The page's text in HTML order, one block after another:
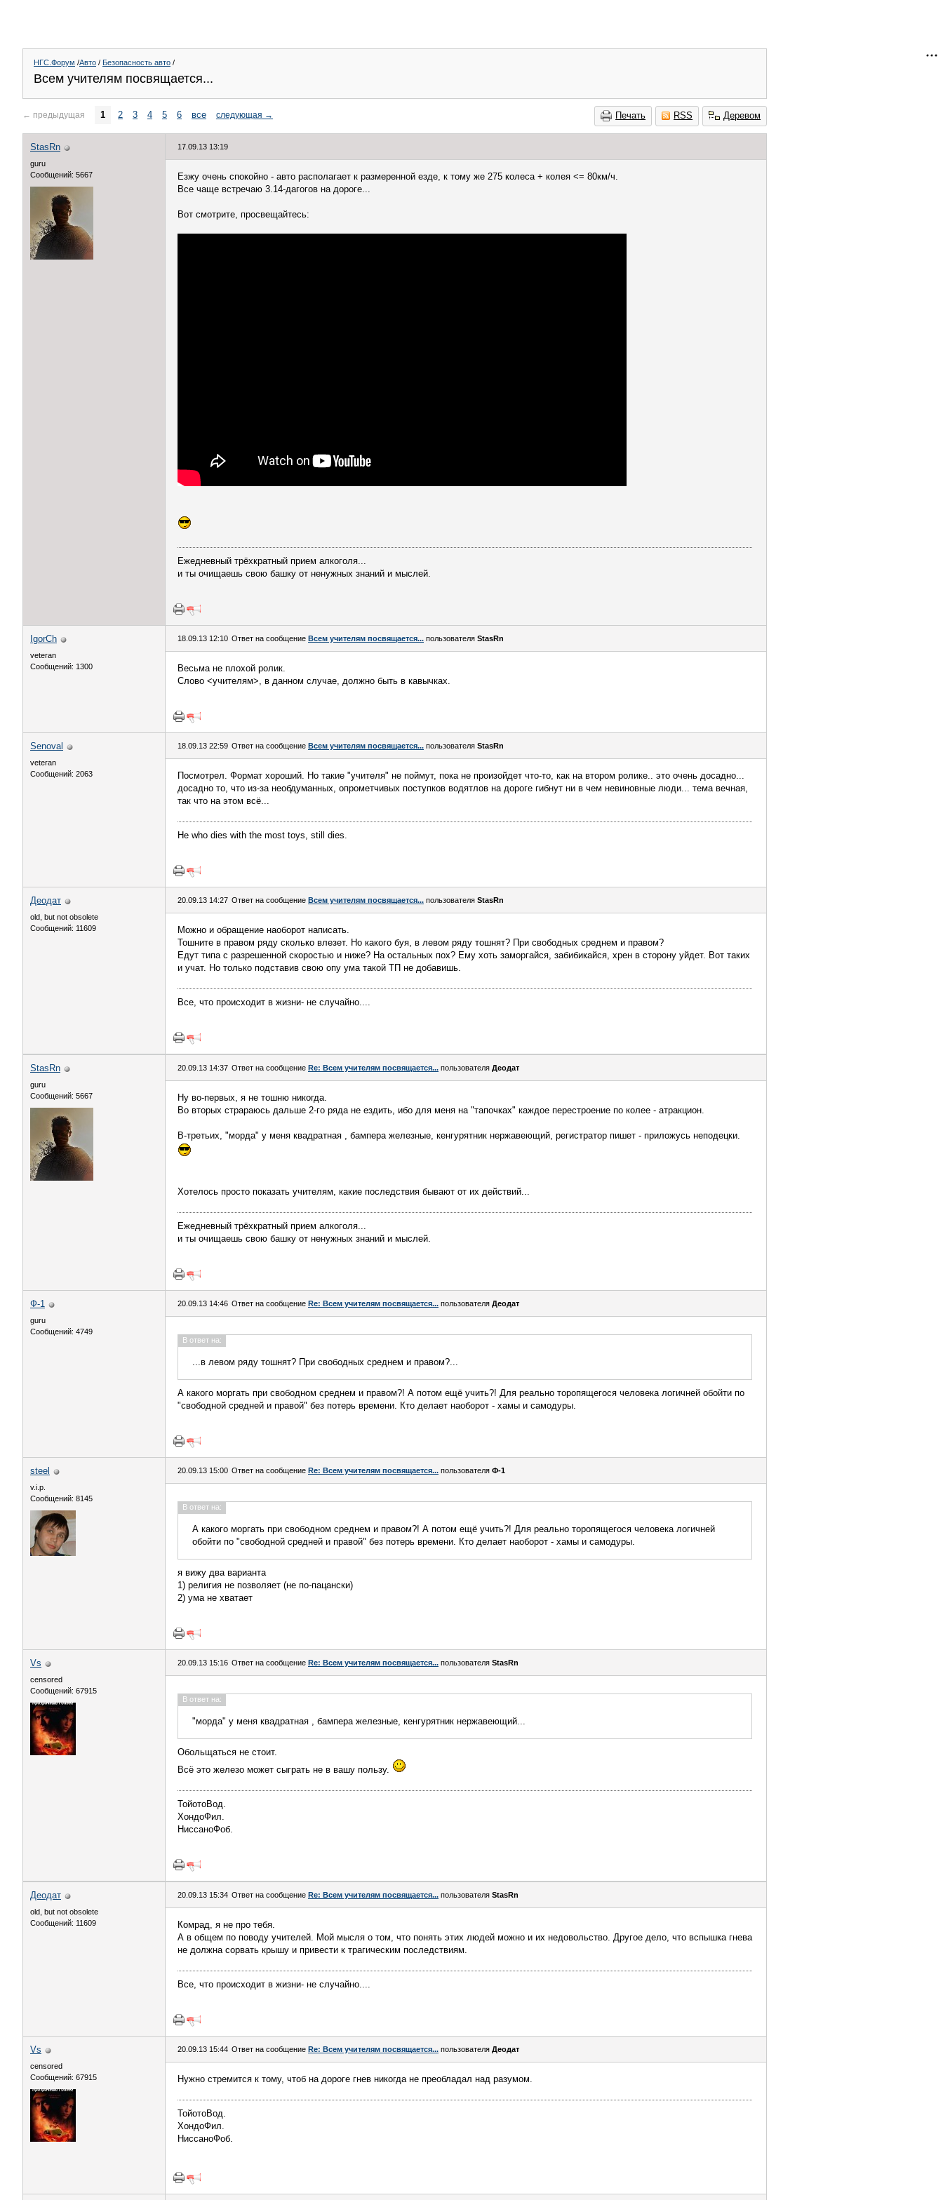
НГС.Форум /Авто / Безопасность авто /
Всем учителям посвящается...
Печать RSS Деревом
← предыдущая 1 2 3 4 5 6 все следующая →
StasRn
guru
Сообщений: 5667
17.09.13 13:19
Езжу очень спокойно - авто располагает к размеренной езде, к тому же 275 колеса + колея <= 80км/ч.
Все чаще встречаю 3.14-дагогов на дороге...
Вот смотрите, просвещайтесь:
Ежедневный трёхкратный прием алкоголя...
и ты очищаешь свою башку от ненужных знаний и мыслей.
IgorCh
veteran
Сообщений: 1300
18.09.13 12:10 Ответ на сообщение Всем учителям посвящается... пользователя StasRn
Весьма не плохой ролик.
Слово <учителям>, в данном случае, должно быть в кавычках.
Senoval
veteran
Сообщений: 2063
18.09.13 22:59 Ответ на сообщение Всем учителям посвящается... пользователя StasRn
Посмотрел. Формат хороший. Но такие "учителя" не поймут, пока не произойдет что-то, как на втором ролике.. это очень досадно...
досадно то, что из-за необдуманных, опрометчивых поступков водятлов на дороге гибнут ни в чем невиновные люди... тема вечная,
так что на этом всё...
He who dies with the most toys, still dies.
Деодат
old, but not obsolete
Сообщений: 11609
20.09.13 14:27 Ответ на сообщение Всем учителям посвящается... пользователя StasRn
Можно и обращение наоборот написать.
Тошните в правом ряду сколько влезет. Но какого буя, в левом ряду тошнят? При свободных среднем и правом?
Едут типа с разрешенной скоростью и ниже? На остальных пох? Ему хоть заморгайся, забибикайся, хрен в сторону уйдет. Вот таких
и учат. Но только подставив свою опу ума такой ТП не добавишь.
Все, что происходит в жизни- не случайно....
StasRn
guru
Сообщений: 5667
20.09.13 14:37 Ответ на сообщение Re: Всем учителям посвящается... пользователя Деодат
Ну во-первых, я не тошню никогда.
Во вторых страраюсь дальше 2-го ряда не ездить, ибо для меня на "тапочках" каждое перестроение по колее - атракцион.
В-третьих, "морда" у меня квадратная , бампера железные, кенгурятник нержавеющий, регистратор пишет - приложусь неподецки.
Хотелось просто показать учителям, какие последствия бывают от их действий...
Ежедневный трёхкратный прием алкоголя...
и ты очищаешь свою башку от ненужных знаний и мыслей.
Ф-1
guru
Сообщений: 4749
20.09.13 14:46 Ответ на сообщение Re: Всем учителям посвящается... пользователя Деодат
В ответ на:
...в левом ряду тошнят? При свободных среднем и правом?...
А какого моргать при свободном среднем и правом?! А потом ещё учить?! Для реально торопящегося человека логичней обойти по
"свободной средней и правой" без потерь времени. Кто делает наоборот - хамы и самодуры.
steel
v.i.p.
Сообщений: 8145
20.09.13 15:00 Ответ на сообщение Re: Всем учителям посвящается... пользователя Ф-1
В ответ на:
А какого моргать при свободном среднем и правом?! А потом ещё учить?! Для реально торопящегося человека логичней
обойти по "свободной средней и правой" без потерь времени. Кто делает наоборот - хамы и самодуры.
я вижу два варианта
1) религия не позволяет (не по-пацански)
2) ума не хватает
Vs
censored
Сообщений: 67915
20.09.13 15:16 Ответ на сообщение Re: Всем учителям посвящается... пользователя StasRn
В ответ на:
"морда" у меня квадратная , бампера железные, кенгурятник нержавеющий...
Обольщаться не стоит.
Всё это железо может сыграть не в вашу пользу.
ТойотоВод.
ХондоФил.
НиссаноФоб.
Деодат
old, but not obsolete
Сообщений: 11609
20.09.13 15:34 Ответ на сообщение Re: Всем учителям посвящается... пользователя StasRn
Комрад, я не про тебя.
А в общем по поводу учителей. Мой мысля о том, что понять этих людей можно и их недовольство. Другое дело, что вспышка гнева
не должна сорвать крышу и привести к трагическим последствиям.
Все, что происходит в жизни- не случайно....
Vs
censored
Сообщений: 67915
20.09.13 15:44 Ответ на сообщение Re: Всем учителям посвящается... пользователя Деодат
Нужно стремится к тому, чтоб на дороге гнев никогда не преобладал над разумом.
ТойотоВод.
ХондоФил.
НиссаноФоб.